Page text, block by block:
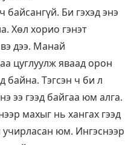
байсангүй. Би гэхэд энэ
Хөл хорио гэнэт
дээ. Манай
цуглуулж яваад орон
байна. Тэгсэн ч би л
ээ гээд байгаа юм алга.
махыг нь хангах гээд
учирласан юм. Ингэснээр